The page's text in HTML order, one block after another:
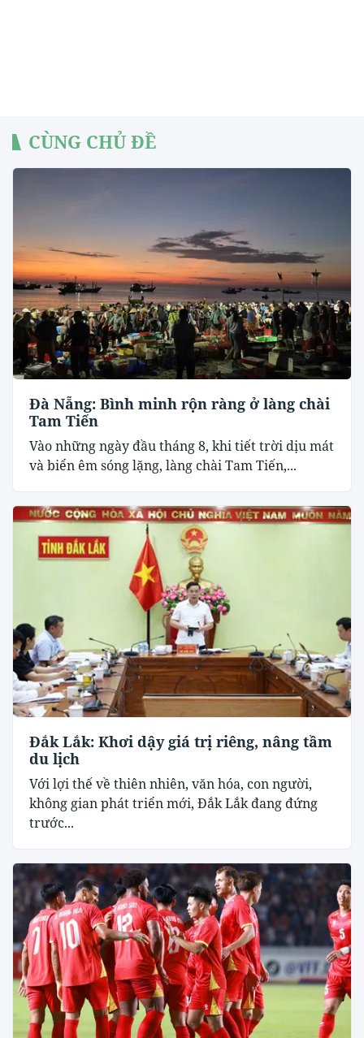
CÙNG CHỦ ĐỀ
Đà Nẵng: Bình minh rộn ràng ở làng chài
Tam Tiến
Vào những ngày đầu tháng 8, khi tiết trời dịu mát
và biển êm sóng lặng, làng chài Tam Tiến,...
Đắk Lắk: Khơi dậy giá trị riêng, nâng tầm
du lịch
Với lợi thế về thiên nhiên, văn hóa, con người,
không gian phát triển mới, Đắk Lắk đang đứng
trước...